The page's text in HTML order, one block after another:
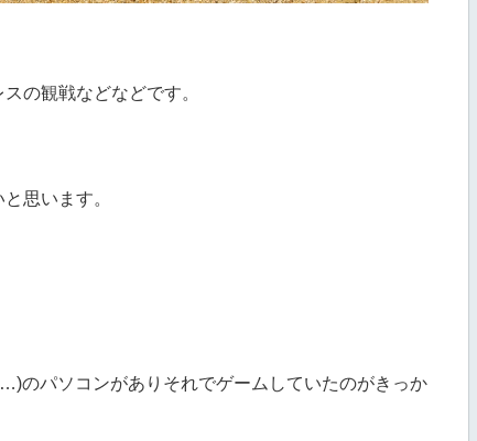
の観戦などなどです。
思います。
のパソコンがありそれでゲームしていたのがきっか